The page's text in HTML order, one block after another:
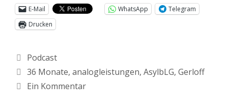
E-Mail
WhatsApp
Telegram
Drucken
Kategorien
Podcast
Schlagwörter
36 Monate, analogleistungen, AsylbLG, Gerloff
Ein Kommentar